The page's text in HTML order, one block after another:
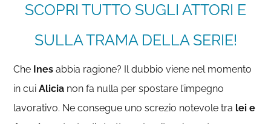
SCOPRI TUTTO SUGLI ATTORI E
SULLA TRAMA DELLA SERIE!
Che Ines abbia ragione? Il dubbio viene nel momento
in cuiAlicia non fa nulla per spostare l’impegno
lavorativo. Ne consegue uno screzio notevole tra lei e